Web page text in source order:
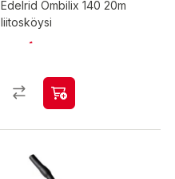
Edelrid Ombilix 140 20m
liitosköysi